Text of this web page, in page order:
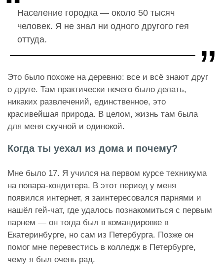
Население городка — около 50 тысяч
человек. Я не знал ни одного другого гея
оттуда.
Это было похоже на деревню: все и всё знают друг
о друге. Там практически нечего было делать,
никаких развлечений, единственное, это
красивейшая природа. В целом, жизнь там была
для меня скучной и одинокой.
Когда ты уехал из дома и почему?
Мне было 17. Я учился на первом курсе техникума
на повара-кондитера. В этот период у меня
появился интернет, я заинтересовался парнями и
нашёл гей-чат, где удалось познакомиться с первым
парнем — он тогда был в командировке в
Екатеринбурге, но сам из Петербурга. Позже он
помог мне перевестись в колледж в Петербурге,
чему я был очень рад.